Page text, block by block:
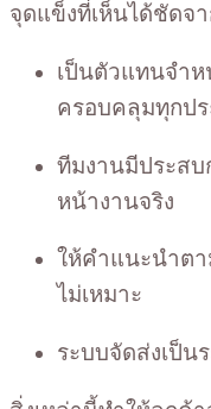
จุดแข็งที่เห็นได้ชัดจ
เป็นตัวแทนจำห
ครอบคลุมทุกปร
ทีมงานมีประส
หน้างานจริง
ให้คำแนะนำต
ไม่เหมาะ
ระบบจัดส่งเป็น